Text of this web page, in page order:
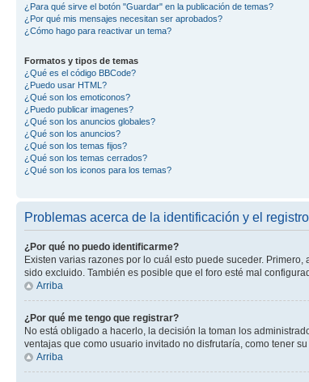
¿Para qué sirve el botón "Guardar" en la publicación de temas?
¿Por qué mis mensajes necesitan ser aprobados?
¿Cómo hago para reactivar un tema?
Formatos y tipos de temas
¿Qué es el código BBCode?
¿Puedo usar HTML?
¿Qué son los emoticonos?
¿Puedo publicar imagenes?
¿Qué son los anuncios globales?
¿Qué son los anuncios?
¿Qué son los temas fijos?
¿Qué son los temas cerrados?
¿Qué son los iconos para los temas?
Problemas acerca de la identificación y el registro
¿Por qué no puedo identificarme?
Existen varias razones por lo cuál esto puede suceder.
sido excluido. También es posible que el foro esté mal
Arriba
¿Por qué me tengo que registrar?
No está obligado a hacerlo, la decisión la toman los
ventajas que como usuario invitado no disfrutaría, como tener
Arriba